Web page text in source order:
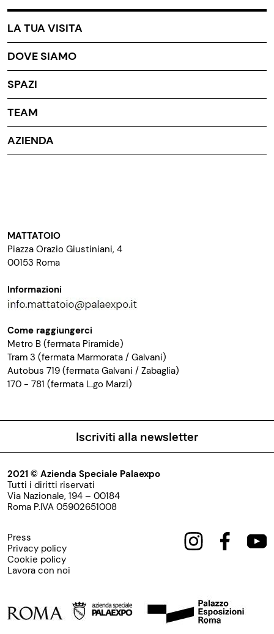
LA TUA VISITA
DOVE SIAMO
SPAZI
TEAM
AZIENDA
MATTATOIO
Piazza Orazio Giustiniani, 4
00153 Roma
Informazioni
Come raggiungerci
Metro B (fermata Piramide)
Tram 3 (fermata Marmorata / Galvani)
Autobus 719 (fermata Galvani / Zabaglia)
170 - 781 (fermata L.go Marzi)
Iscriviti alla newsletter
2021 © Azienda Speciale Palaexpo
Tutti i diritti riservati
Via Nazionale, 194 – 00184
Roma P.IVA 05902651008
Press
Privacy policy
Cookie policy
Lavora con noi